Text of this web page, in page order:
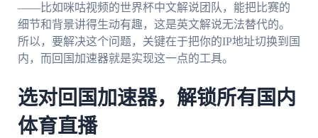
——比如咪咕视频的世界杯中文解说团队，能把比赛的
细节和背景讲得生动有趣，这是英文解说无法替代的。
所以，要解决这个问题，关键在于把你的IP地址切换到国
内，而回国加速器就是实现这一点的工具。
选对回国加速器，解锁所有国内
体育直播